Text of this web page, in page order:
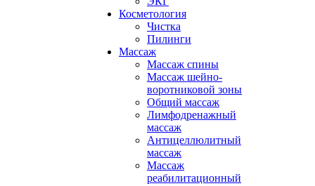
Косметология
Чистка
Пилинги
Массаж
Массаж спины
Массаж шейно-
воротниковой зоны
Общий массаж
Лимфодренажный
массаж
Антицеллюлитный
массаж
Массаж
реабилитационный